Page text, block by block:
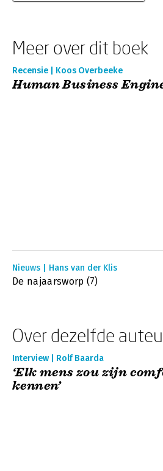
Meer over dit boek
Recensie | Koos Overbeeke
Human Business
Nieuws | Hans van der Klis
De najaarsworp (7)
Over dezelfde
Interview | Rolf Baarda
‘Elk mens zou zijn
kennen’